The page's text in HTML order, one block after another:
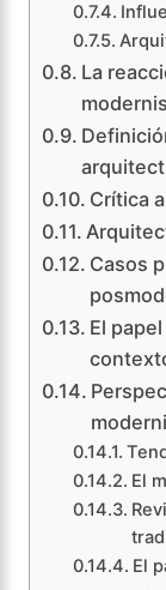
La
Crítica
Casos
El
El
El